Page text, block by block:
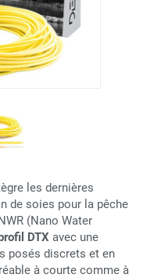
les dernières
de soies pour la pêche
(Nano Water
DTX avec une
posés discrets et en
à courte comme à